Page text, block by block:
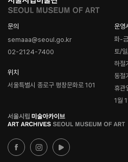
문의
semaaa@seoul.go.kr
02-2124-7400
위치
서울특별시 종로구 평창문화로 101
운영
화-
토/
하절
동절
휴관
1월
로
고